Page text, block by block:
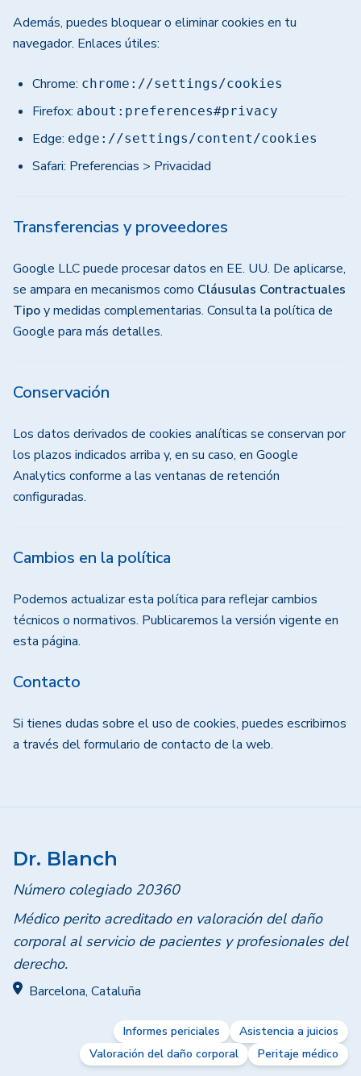
Además, puedes bloquear o eliminar cookies en tu
navegador. Enlaces útiles:
Chrome: chrome://settings/cookies
Firefox: about:preferences#privacy
Edge: edge://settings/content/cookies
Safari: Preferencias > Privacidad
Transferencias y proveedores
Google LLC puede procesar datos en EE. UU. De aplicarse,
se ampara en mecanismos como Cláusulas Contractuales
Tipoy medidas complementarias. Consulta la política de
Google para más detalles.
Conservación
Los datos derivados de cookies analíticas se conservan por
los plazos indicados arriba y, en su caso, en Google
Analytics conforme a las ventanas de retención
configuradas.
Cambios en la política
Podemos actualizar esta política para reflejar cambios
técnicos o normativos. Publicaremos la versión vigente en
esta página.
Contacto
Si tienes dudas sobre el uso de cookies, puedes escribirnos
a través del formulario de contacto de la web.
Dr. Blanch
Número colegiado 20360
Médico perito acreditado en valoración del daño
corporal al servicio de pacientes y profesionales del
derecho.
Barcelona, Cataluña
Informes periciales
Asistencia a juicios
Valoración del daño corporal
Peritaje médico